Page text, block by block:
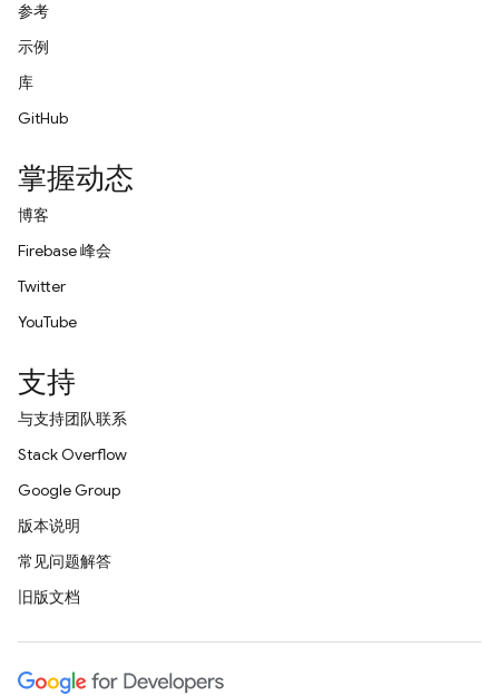
参考
示例
库
GitHub
掌握动态
博客
Firebase 峰会
Twitter
YouTube
支持
与支持团队联系
Stack Overflow
Google Group
版本说明
常见问题解答
旧版文档